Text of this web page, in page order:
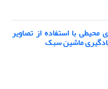
با استفاده از تصاویر